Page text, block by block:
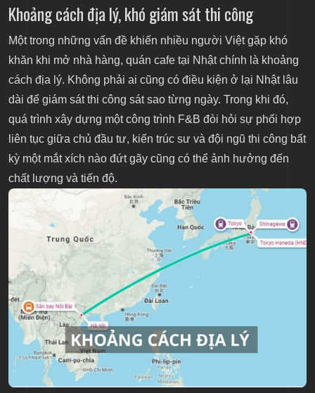
Khoảng cách địa lý, khó giám sát thi công
Một trong những vấn đề khiến nhiều người Việt gặp khó
khăn khi mở nhà hàng, quán cafe tại Nhật chính là khoảng
cách địa lý. Không phải ai cũng có điều kiện ở lại Nhật lâu
dài để giám sát thi công sát sao từng ngày. Trong khi đó,
quá trình xây dựng một công trình F&B đòi hỏi sự phối hợp
liên tục giữa chủ đầu tư, kiến trúc sư và đội ngũ thi công bất
kỳ một mắt xích nào đứt gãy cũng có thể ảnh hưởng đến
chất lượng và tiến độ.